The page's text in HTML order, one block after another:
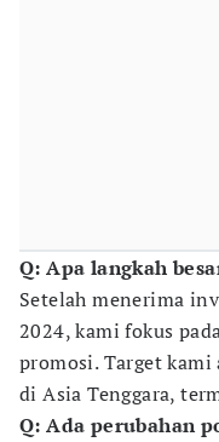
Q: Apa langkah
Setelah menerima
2024, kami fokus
promosi. Target kami
di Asia Tenggara,
Q: Ada perubahan